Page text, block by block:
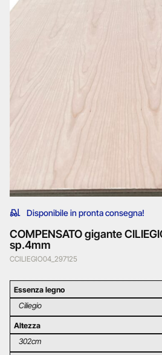
Disponibile in pronta consegna!
COMPENSATO gigante
sp.4mm
CCILIEGIO04_297125
Essenza legno
Ciliegio
Altezza
302cm